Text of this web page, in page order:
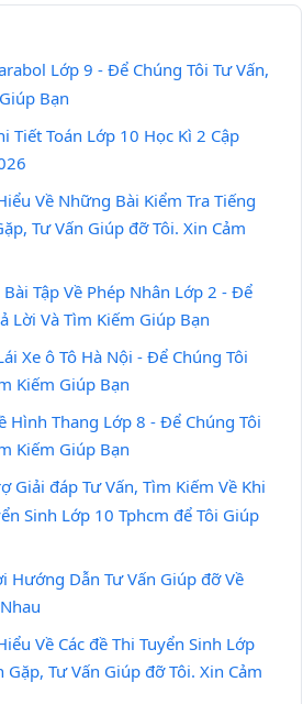
Lớp 9 - Để Chúng Tôi Tư Vấn,
Bạn
Tiết Toán Lớp 10 Học Kì 2 Cập
Về Những Bài Kiểm Tra Tiếng
Tư Vấn Giúp đỡ Tôi. Xin Cảm
Tập Về Phép Nhân Lớp 2 - Để
Lời Và Tìm Kiếm Giúp Bạn
Xe ô Tô Hà Nội - Để Chúng Tôi
Kiếm Giúp Bạn
Hình Thang Lớp 8 - Để Chúng Tôi
Kiếm Giúp Bạn
Giải đáp Tư Vấn, Tìm Kiếm Về Khi
Sinh Lớp 10 Tphcm để Tôi Giúp
Hướng Dẫn Tư Vấn Giúp đỡ Về
Về Các đề Thi Tuyển Sinh Lớp
Tư Vấn Giúp đỡ Tôi. Xin Cảm